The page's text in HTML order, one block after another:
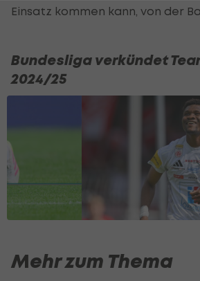
Einsatz kommen kann, von der
Bundesliga verkündet
2024/25
Mehr zum Thema